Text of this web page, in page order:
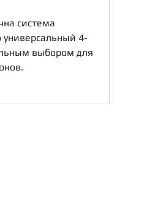
система
4-
выбором для